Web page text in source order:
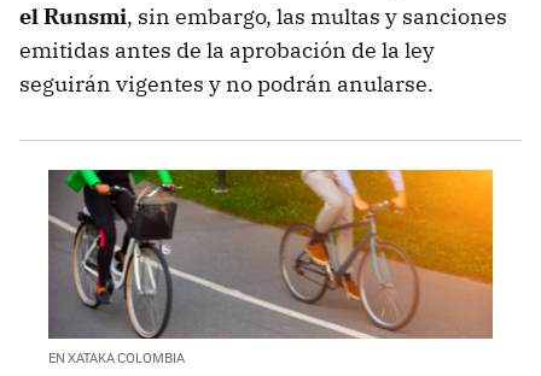
el Runsmi, sin embargo, las multas y sanciones
emitidas antes de la aprobación de la ley
seguirán vigentes y no podrán anularse.
EN XATAKA COLOMBIA